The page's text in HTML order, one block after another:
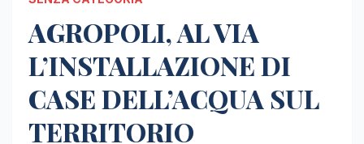
AGROPOLI, AL VIA
L’INSTALLAZIONE DI
CASE DELL’ACQUA SUL
TERRITORIO